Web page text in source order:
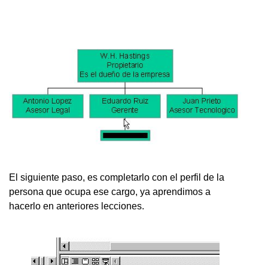
El siguiente paso, es completarlo con el perfil de la
persona que ocupa ese cargo, ya aprendimos a
hacerlo en anteriores lecciones.